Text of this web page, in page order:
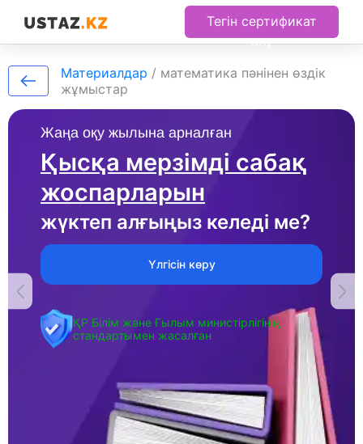
Тегін сертификат
алу
Жаңа оқу жылына арналған
Қысқа мерзімді сабақ
жоспарларын
жүктеп алғыңыз келеді ме?
Үлгісін көру
ҚР Білім және Ғылым министірлігінің
стандартымен жасалған
Материалдар / математика пәнінен өздік
жұмыстар